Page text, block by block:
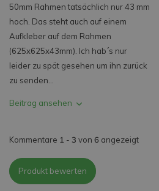
50mm Rahmen tatsächlich nur 43 mm
hoch. Das steht auch auf einem
Aufkleber auf dem Rahmen
(625x625x43mm). Ich hab´s nur
leider zu spät gesehen um ihn zurück
zu senden...
Beitrag ansehen
Kommentare 1 - 3 von 6 angezeigt
Produkt bewerten